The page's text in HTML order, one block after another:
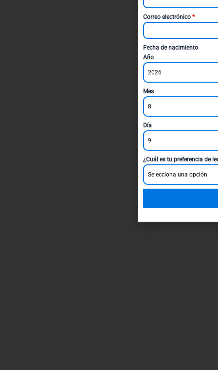
Correo electrónico *
Fecha de nacimiento
Año
2026
Mes
8
Día
9
¿Cuál es tu preferencia de
Selecciona una opción